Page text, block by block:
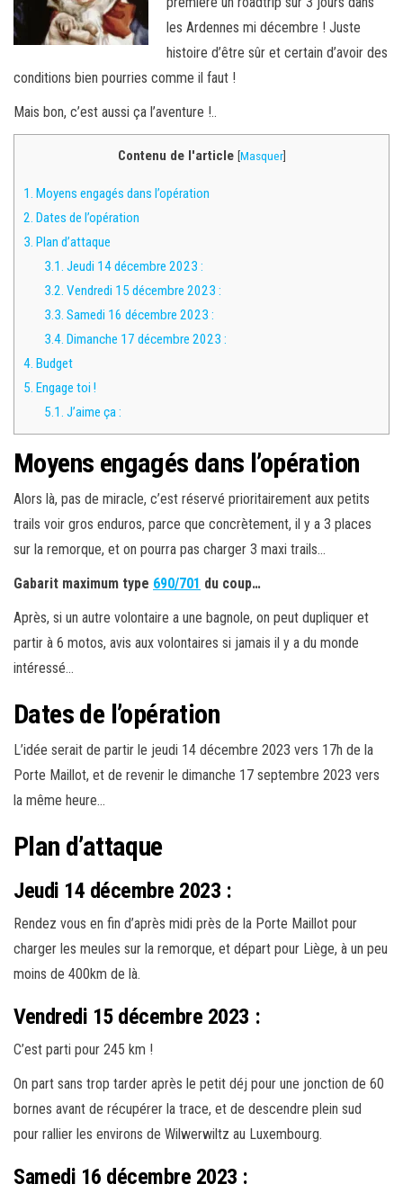
les Ardennes mi décembre ! Juste
histoire d’être sûr et certain d’avoir des
conditions bien pourries comme il faut !
Mais bon, c’est aussi ça l’aventure !..
Contenu de l'article [Masquer]
1. Moyens engagés dans l’opération
2. Dates de l’opération
3. Plan d’attaque
3.1. Jeudi 14 décembre 2023 :
3.2. Vendredi 15 décembre 2023 :
3.3. Samedi 16 décembre 2023 :
3.4. Dimanche 17 décembre 2023 :
4. Budget
5. Engage toi !
5.1. J’aime ça :
Moyens engagés dans l’opération
Alors là, pas de miracle, c’est réservé prioritairement aux petits
trails voir gros enduros, parce que concrètement, il y a 3 places
sur la remorque, et on pourra pas charger 3 maxi trails…
Gabarit maximum type 690/701 du coup…
Après, si un autre volontaire a une bagnole, on peut dupliquer et
partir à 6 motos, avis aux volontaires si jamais il y a du monde
intéressé…
Dates de l’opération
L’idée serait de partir le jeudi 14 décembre 2023 vers 17h de la
Porte Maillot, et de revenir le dimanche 17 septembre 2023 vers
la même heure…
Plan d’attaque
Jeudi 14 décembre 2023 :
Rendez vous en fin d’après midi près de la Porte Maillot pour
charger les meules sur la remorque, et départ pour Liège, à un peu
moins de 400km de là.
Vendredi 15 décembre 2023 :
C’est parti pour 245 km !
On part sans trop tarder après le petit déj pour une jonction de 60
bornes avant de récupérer la trace, et de descendre plein sud
pour rallier les environs de Wilwerwiltz au Luxembourg.
Samedi 16 décembre 2023 :